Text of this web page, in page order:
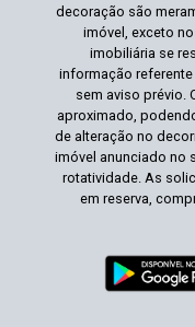
decoração são
imóvel, exceto
imobiliária se
informação
sem aviso prévio.
aproximado,
de alteração no
imóvel anunciado no
rotatividade. As
em reserva,